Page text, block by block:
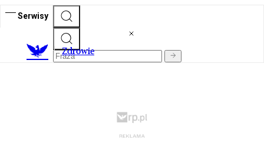
Serwisy
Zdrowie